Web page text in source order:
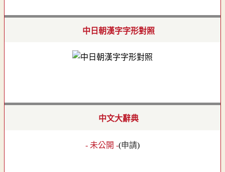
中日朝漢字字形對照
中文大辭典
- 未公開 -(申請)